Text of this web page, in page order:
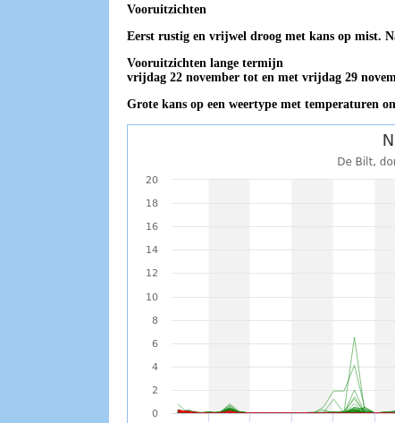
Vooruitzichten
Eerst rustig en vrijwel droog met kans op mist.
Vooruitzichten lange termijn
vrijdag 22 november tot en met vrijdag 29
Grote kans op een weertype met temperaturen